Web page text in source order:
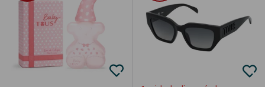
Protetores
Solares
Refirmantes